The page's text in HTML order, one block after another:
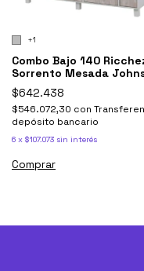
+1
Combo Bajo 140
Sorrento Mesada
Bacha Simple
$642.438
$546.072,30 con
depósito bancario
6 x $107.073 sin interés
Comprar